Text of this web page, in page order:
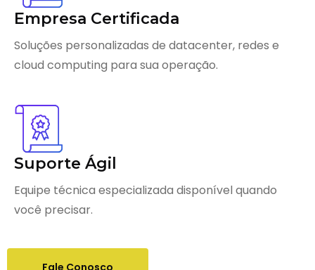
Empresa Certificada
Soluções personalizadas de datacenter, redes e
cloud computing para sua operação.
Suporte Ágil
Equipe técnica especializada disponível quando
você precisar.
Fale Conosco